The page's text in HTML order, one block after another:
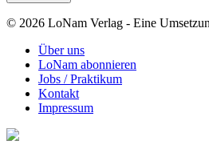
© 2026 LoNam Verlag - Eine
Über uns
LoNam abonnieren
Jobs / Praktikum
Kontakt
Impressum